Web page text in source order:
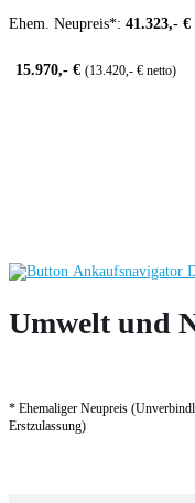
Umwelt und
* Ehemaliger Neupreis
Erstzulassung)